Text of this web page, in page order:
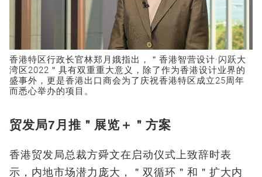
香港特区行政长官林郑月娥指出，＂香港智营设计·闪跃大
湾区2022＂具有双重重大意义，除了作为香港设计业界的
盛事外，更是香港出口商会为了庆祝香港特区成立25周年
而悉心举办的项目。
贸发局7月推＂展览＋＂方案
香港贸发局总裁方舜文在启动仪式上致辞时表
示，内地市场潜力庞大，＂双循环＂和＂扩大内